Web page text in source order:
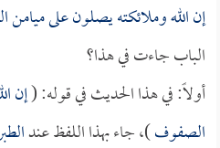
إن الله وملائكته يصلون على
الباب جاءت في هذا؟
أولاً: في هذا الحديث في قوله: (إن
الصفوف)، جاء بهذا اللفظ عند